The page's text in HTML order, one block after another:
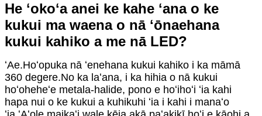
He ʻokoʻa anei ke kahe ʻana o ke
kukui ma waena o nā ʻōnaehana
kukui kahiko a me nā LED?
ʻAe.Hoʻopuka nā ʻenehana kukui kahiko i ka māmā
360 degere.No ka laʻana, i ka hihia o nā kukui
hoʻoheheʻe metala-halide, pono e hoʻihoʻi ʻia kahi
hapa nui o ke kukui a kuhikuhi ʻia i kahi i manaʻo